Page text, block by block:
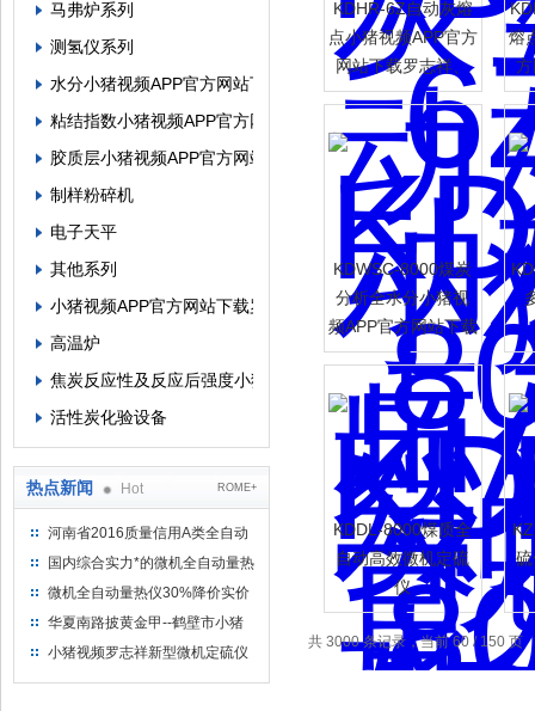
马弗炉系列
测氢仪系列
水分小猪视频APP官方网站下载罗志祥系列
粘结指数小猪视频APP官方网站下载罗志祥系列
胶质层小猪视频APP官方网站下载罗志祥系列
制样粉碎机
电子天平
其他系列
小猪视频APP官方网站下载罗志祥
高温炉
焦炭反应性及反应后强度小猪视频APP官方网站下载罗志祥
活性炭化验设备
热点新闻 Hot ROME+
河南省2016质量信用A类全自动
量热仪
国内综合实力*的微机全自动量热
仪制造企业
微机全自动量热仪30%降价实价
出售
华夏南路披黄金甲--鹤壁市小猪
视频罗志祥仪器仪表有限公司
小猪视频罗志祥新型微机定硫仪
KDHR-6Z自动灰熔
点小猪视频APP官方
网站下载罗志祥、
煤炭检测仪器
熔
KDWSC-8000煤炭
分析全水分小猪视
频APP官方网站下载
罗志祥
KDDL-8000煤质全
自动高效微机定硫
仪
硫
共 3000 条记录，当前 60 / 150 页